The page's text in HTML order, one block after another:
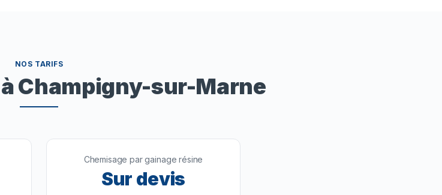
NOS TARIFS
Champigny-sur-Marne
Chemisage par gainage résine
Sur devis